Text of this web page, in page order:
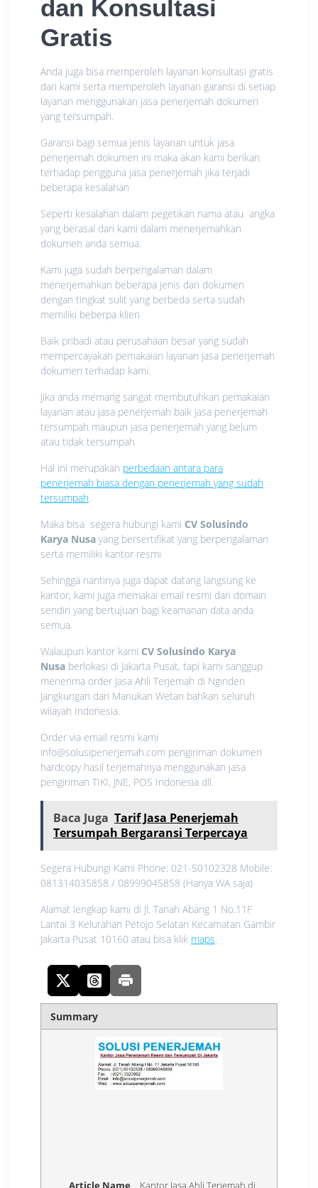
dan Konsultasi
Gratis
Anda juga bisa memperoleh layanan konsultasi gratis
dari kami serta memperoleh layanan garansi di setiap
layanan menggunakan jasa penerjemah dokumen
yang tersumpah.
Garansi bagi semua jenis layanan untuk jasa
penerjemah dokumen ini maka akan kami berikan
terhadap pengguna jasa penerjemah jika terjadi
beberapa kesalahan
Seperti kesalahan dalam pegetikan nama atau angka
yang berasal dari kami dalam menerjemahkan
dokumen anda semua.
Kami juga sudah berpengalaman dalam
menerjemahkan beberapa jenis dari dokumen
dengan tingkat sulit yang berbeda serta sudah
memiliki beberpa klien
Baik pribadi atau perusahaan besar yang sudah
mempercayakan pemakaian layanan jasa penerjemah
dokumen terhadap kami.
Jika anda memang sangat membutuhkan pemakaian
layanan atau jasa penerjemah baik jasa penerjemah
tersumpah maupun jasa penerjemah yang belum
atau tidak tersumpah
Hal ini merupakan perbedaan antara para
penerjemah biasa dengan penerjemah yang sudah
tersumpah.
Maka bisa segera hubungi kami CV Solusindo
Karya Nusa yang bersertifikat yang berpengalaman
serta memiliki kantor resmi
Sehingga nantinya juga dapat datang langsung ke
kantor, kami juga memakai email resmi dari domain
sendiri yang bertujuan bagi keamanan data anda
semua.
Walaupun kantor kami CV Solusindo Karya
Nusa berlokasi di Jakarta Pusat, tapi kami sanggup
menerima order Jasa Ahli Terjemah di Nginden
Jangkungan dari Manukan Wetan bahkan seluruh
wilayah Indonesia.
Order via email resmi kami
info@solusipenerjemah.com pengiriman dokumen
hardcopy hasil terjemahnya menggunakan jasa
pengiriman TIKI, JNE, POS Indonesia dll.
Baca Juga Tarif Jasa Penerjemah
Tersumpah Bergaransi Terpercaya
Segera Hubungi Kami Phone: 021-50102328 Mobile:
081314035858 / 08999045858 (Hanya WA saja)
Alamat lengkap kami di Jl. Tanah Abang 1 No.11F
Lantai 3 Kelurahan Petojo Selatan Kecamatan Gambir
Jakarta Pusat 10160 atau bisa klik maps.
Summary
Article Name Kantor Jasa Ahli Terjemah di